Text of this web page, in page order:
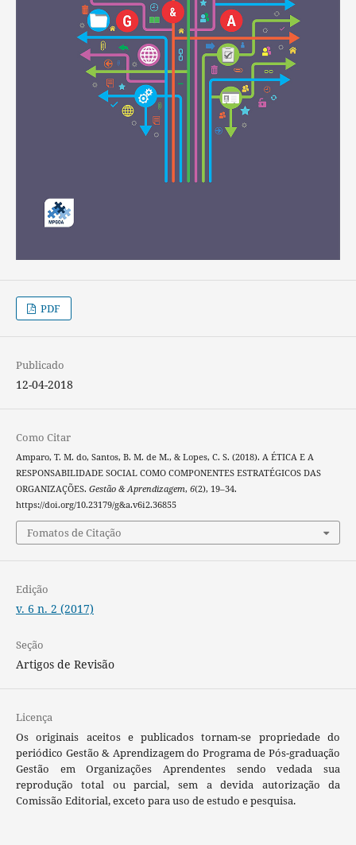
PDF
Publicado
12-04-2018
Como Citar
Amparo, T. M. do, Santos, B. M. de M., & Lopes, C. S. (2018). A ÉTICA E A
RESPONSABILIDADE SOCIAL COMO COMPONENTES ESTRATÉGICOS DAS
ORGANIZAÇÕES. Gestão & Aprendizagem, 6(2), 19–34.
https://doi.org/10.23179/g&a.v6i2.36855
Fomatos de Citação
Edição
v. 6 n. 2 (2017)
Seção
Artigos de Revisão
Licença
Os originais aceitos e publicados tornam-se propriedade do
periódico Gestão & Aprendizagem do Programa de Pós-graduação
Gestão em Organizações Aprendentes sendo vedada sua
reprodução total ou parcial, sem a devida autorização da
Comissão Editorial, exceto para uso de estudo e pesquisa.